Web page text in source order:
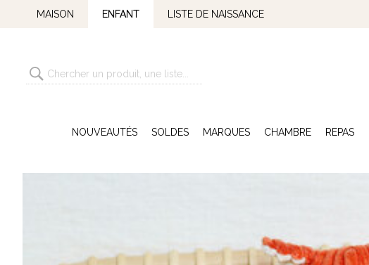
MAISON ENFANT LISTE DE NAISSANCE
NOUVEAUTÉS SOLDES MARQUES CHAMBRE REPAS